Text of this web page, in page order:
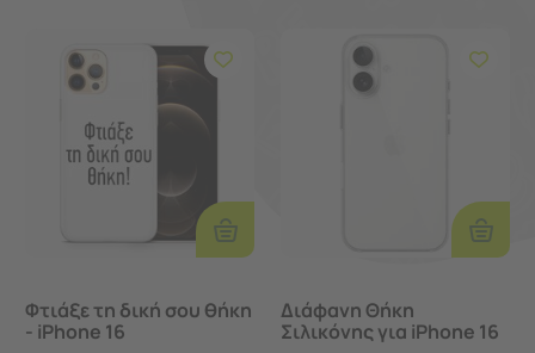
Επιλογές
Φτιάξε τη δική σου θήκη
- iPhone 16
Στο
Καλάθι
Διάφανη Θήκη
Σιλικόνης για iPhone 16